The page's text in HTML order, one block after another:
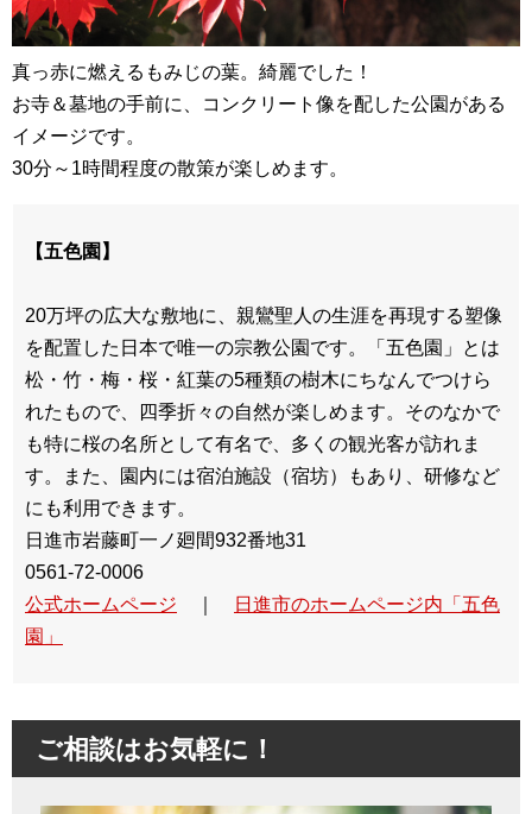
真っ赤に燃えるもみじの葉。綺麗でした！
お寺＆墓地の手前に、コンクリート像を配した公園がある
イメージです。
30分～1時間程度の散策が楽しめます。
【五色園】
20万坪の広大な敷地に、親鸞聖人の生涯を再現する塑像
を配置した日本で唯一の宗教公園です。「五色園」とは
松・竹・梅・桜・紅葉の5種類の樹木にちなんでつけら
れたもので、四季折々の自然が楽しめます。そのなかで
も特に桜の名所として有名で、多くの観光客が訪れま
す。また、園内には宿泊施設（宿坊）もあり、研修など
にも利用できます。
日進市岩藤町一ノ廻間932番地31
0561-72-0006
公式ホームページ
日進市のホームページ内「五色
園」
ご相談はお気軽に！